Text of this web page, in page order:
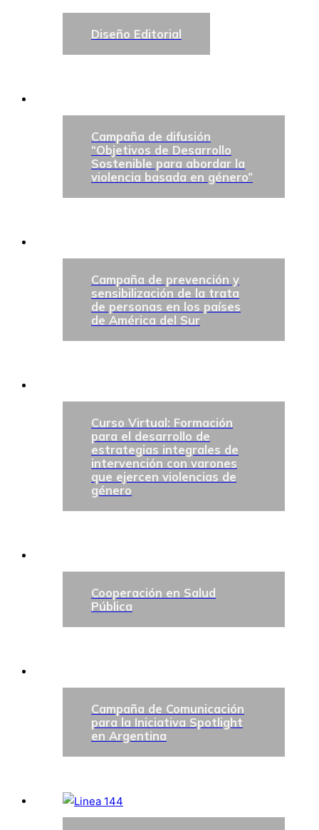
Diseño Editorial
Campaña de difusión
“Objetivos de Desarrollo
Sostenible para abordar la
violencia basada en género”
Campaña de prevención y
sensibilización de la trata
de personas en los países
de América del Sur
Curso Virtual: Formación
para el desarrollo de
estrategias integrales de
intervención con varones
que ejercen violencias de
género
Cooperación en Salud
Pública
Campaña de Comunicación
para la Iniciativa Spotlight
en Argentina